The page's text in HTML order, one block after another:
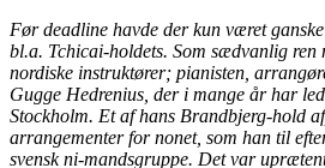
Før deadline havde der kun været
bl.a. Tchicai-holdets. Som sædvanlig ren
nordiske instruktører; pianisten,
Gugge Hedrenius, der i mange år har
Stockholm. Et af hans Brandbjerg-hold
arrangementer for nonet, som han til
svensk ni-mandsgruppe. Det var